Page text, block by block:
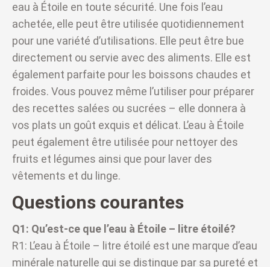
eau à Étoile en toute sécurité. Une fois l’eau
achetée, elle peut être utilisée quotidiennement
pour une variété d’utilisations. Elle peut être bue
directement ou servie avec des aliments. Elle est
également parfaite pour les boissons chaudes et
froides. Vous pouvez même l’utiliser pour préparer
des recettes salées ou sucrées – elle donnera à
vos plats un goût exquis et délicat. L’eau à Étoile
peut également être utilisée pour nettoyer des
fruits et légumes ainsi que pour laver des
vêtements et du linge.
Questions courantes
Q1: Qu’est-ce que l’eau à Étoile – litre étoilé?
R1: L’eau à Étoile – litre étoilé est une marque d’eau
minérale naturelle qui se distingue par sa pureté et